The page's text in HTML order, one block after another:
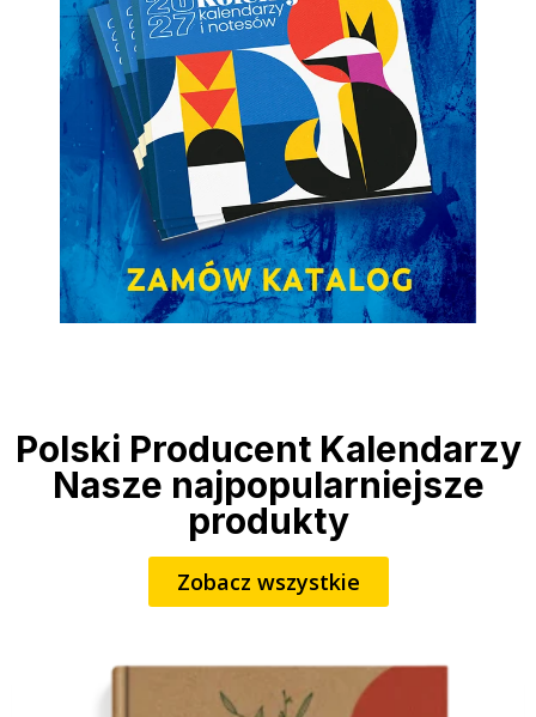
Polski Producent Kalendarzy
Nasze najpopularniejsze
produkty
Zobacz wszystkie